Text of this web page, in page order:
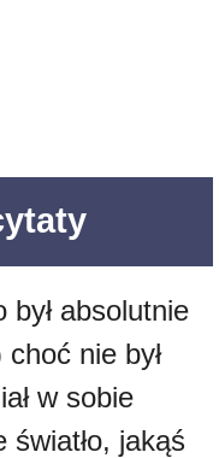
był absolutnie
nie był
w sobie
jakąś